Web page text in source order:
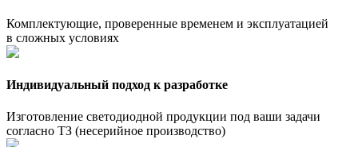
Комплектующие, проверенные временем и эксплуатацией
в сложных условиях
Индивидуальный подход к разработке
Изготовление светодиодной продукции под ваши задачи
согласно ТЗ (несерийное производство)